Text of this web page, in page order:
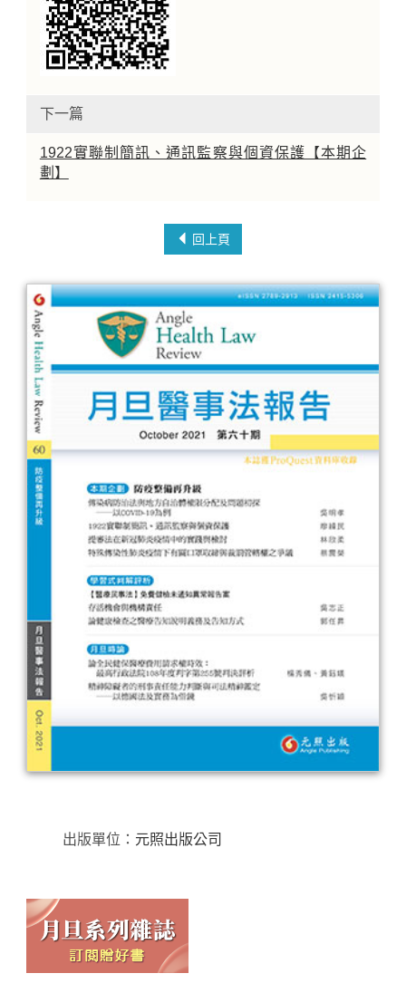
下一篇
1922實聯制簡訊、通訊監察與個資保護【本期企
劃】
回上頁
出版單位： 元照出版公司